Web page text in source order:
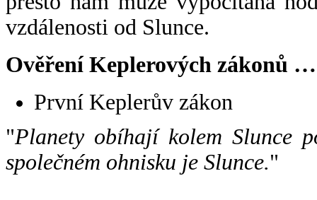
vzdálenosti od Slunce.
Ověření Keplerových zákonů …
První Keplerův zákon
"Planety obíhají kolem Slunce
společném ohnisku je Slunce."